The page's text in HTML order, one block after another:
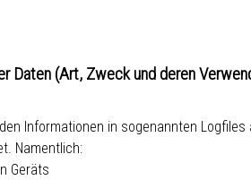
Daten (Art, Zweck und deren
Informationen in sogenannten
Namentlich:
Geräts